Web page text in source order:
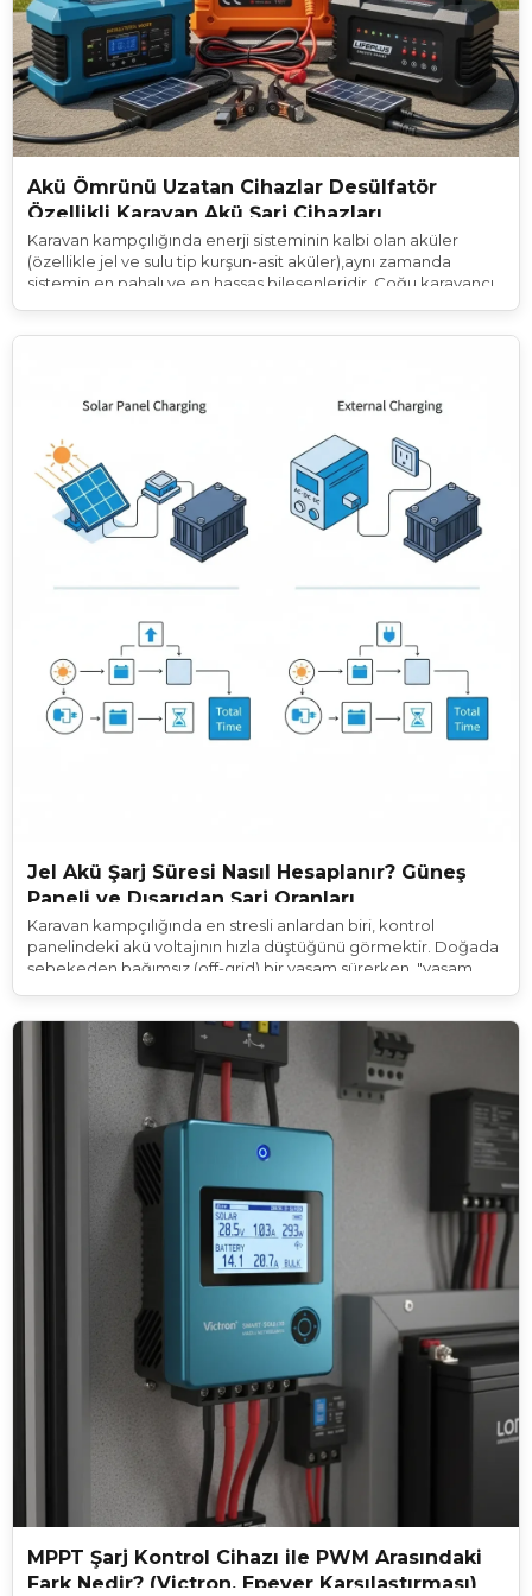
Akü Ömrünü Uzatan Cihazlar Desülfatör
Özellikli Karavan Akü Şarj Cihazları
Karavan kampçılığında enerji sisteminin kalbi olan aküler
(özellikle jel ve sulu tip kurşun-asit aküler),aynı zamanda
sistemin en pahalı ve en hassas bileşenleridir. Çoğu karavancı,
Jel Akü Şarj Süresi Nasıl Hesaplanır? Güneş
Paneli ve Dışarıdan Şarj Oranları
Karavan kampçılığında en stresli anlardan biri, kontrol
panelindeki akü voltajının hızla düştüğünü görmektir. Doğada
şebekeden bağımsız (off-grid) bir yaşam sürerken, "yaşam
MPPT Şarj Kontrol Cihazı ile PWM Arasındaki
Fark Nedir? (Victron, Epever Karşılaştırması)